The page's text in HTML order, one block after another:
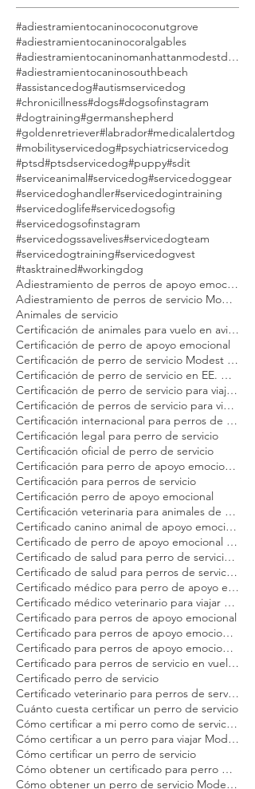
#adiestramientocaninococonutgrove
#adiestramientocaninocoralgables
#adiestramientocaninomanhattanmodestdog
#adiestramientocaninosouthbeach
#assistancedog#autismservicedog
#chronicillness#dogs#dogsofinstagram
#dogtraining#germanshepherd
#goldenretriever#labrador#medicalalertdog
#mobilityservicedog#psychiatricservicedog
#ptsd#ptsdservicedog#puppy#sdit
#serviceanimal#servicedog#servicedoggear
#servicedoghandler#servicedogintraining
#servicedoglife#servicedogsofig
#servicedogsofinstagram
#servicedogssavelives#servicedogteam
#servicedogtraining#servicedogvest
#tasktrained#workingdog
Adiestramiento de perros de apoyo emocional Modest Dog
Adiestramiento de perros de servicio Modest Dog
Animales de servicio
Certificación de animales para vuelo en avión Modest Dog
Certificación de perro de apoyo emocional
Certificación de perro de servicio Modest Dog
Certificación de perro de servicio en EE. UU. para adultos
Certificación de perro de servicio para viajeros
Certificación de perros de servicio para viajar en avión Modest Dog
Certificación internacional para perros de servicio Modest Dog
Certificación legal para perro de servicio
Certificación oficial de perro de servicio
Certificación para perro de apoyo emocional Modest Dog
Certificación para perros de servicio
Certificación perro de apoyo emocional
Certificación veterinaria para animales de servicio Modest Dog
Certificado canino animal de apoyo emocional
Certificado de perro de apoyo emocional para avión
Certificado de salud para perro de servicio Modest Dog
Certificado de salud para perros de servicio en EE. UU. Modest Dog
Certificado médico para perro de apoyo emocional Modest Dog
Certificado médico veterinario para viajar Modest Dog
Certificado para perros de apoyo emocional
Certificado para perros de apoyo emocional en Estados Unidos Modest Dog
Certificado para perros de apoyo emocional en vuelo Modest Dog
Certificado para perros de servicio en vuelo Modest Dog
Certificado perro de servicio
Certificado veterinario para perros de servicio y apoyo emocional Modest Dog
Cuánto cuesta certificar un perro de servicio
Cómo certificar a mi perro como de servicio Modest Dog
Cómo certificar a un perro para viajar Modest Dog
Cómo certificar un perro de servicio
Cómo obtener un certificado para perro de apoyo emocional
Cómo obtener un perro de servicio Modest Dog